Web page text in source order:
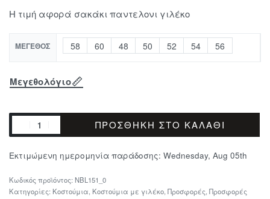
Η τιμή αφορά σακάκι παντελονι γιλέκο
ΜΈΓΕΘΟΣ 58 60 48 50 52 54 56
Μεγεθολόγιο
ΠΡΟΣΘΉΚΗ ΣΤΟ ΚΑΛΆΘΙ
Εκτιμώμενη ημερομηνία παράδοσης: Wednesday, Aug 05th
NBL151_0
Κατηγορίες: Κοστούμια, Κοστούμια με γιλέκο, Προσφορές, Προσφορές